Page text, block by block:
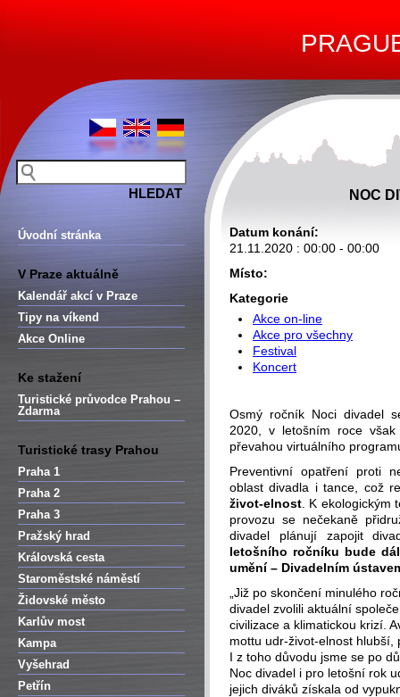
Úvodní stránka
V Praze aktuálně
Kalendář akcí v Praze
Tipy na víkend
Akce Online
Ke stažení
Turistické průvodce Prahou –
Zdarma
Turistické trasy Prahou
Praha 1
Praha 2
Praha 3
Pražský hrad
Královská cesta
Staroměstské náměstí
Židovské město
Karlův most
Kampa
Vyšehrad
Petřín
NOC
Datum konání:
21.11.2020 : 00:00 - 00:00
Místo:
Kategorie
Akce on-line
Akce pro všechny
Festival
Koncert
Osmý ročník Noci divadel
2020, v letošním roce
převahou virtuálního
Preventivní opatření proti
oblast divadla i tance, což
život-elnost . K
provozu se nečekaně
divadel plánují zapojit
letošního ročníku bude
umění – Divadelním
„Již po skončení minulého
divadel zvolili aktuální
civilizace a klimatickou krizí.
mottu udr-život-elnost hlubší,
I z toho důvodu jsme se po
Noc divadel i pro letošní rok
jejich diváků získala od